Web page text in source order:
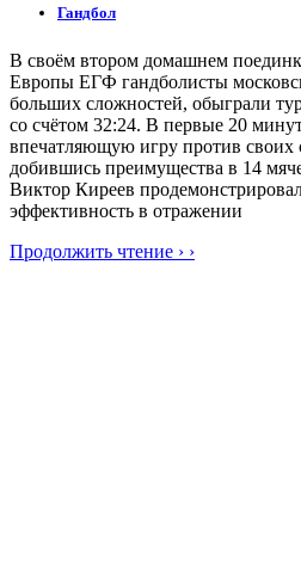
Гандбол
В своём втором домашнем
Европы ЕГФ гандболисты
больших сложностей, обыграли
со счётом 32:24. В первые 20
впечатляющую игру против своих
добившись преимущества в 14
Виктор Киреев
эффективность в отражении
Продолжить чтение › ›